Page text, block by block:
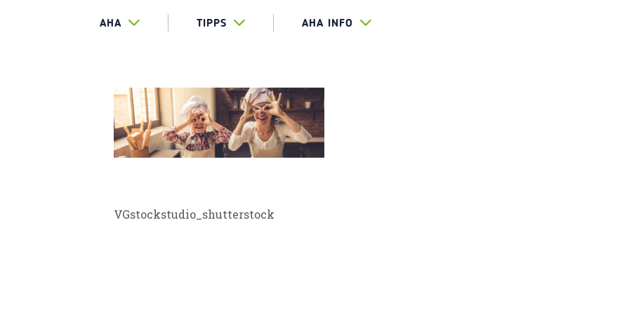
AHA TIPPS AHA INFO
VGstockstudio_shutterstock